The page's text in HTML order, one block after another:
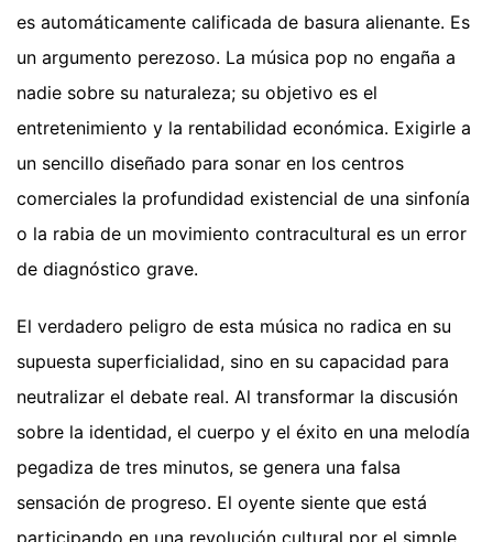
es automáticamente calificada de basura alienante. Es
un argumento perezoso. La música pop no engaña a
nadie sobre su naturaleza; su objetivo es el
entretenimiento y la rentabilidad económica. Exigirle a
un sencillo diseñado para sonar en los centros
comerciales la profundidad existencial de una sinfonía
o la rabia de un movimiento contracultural es un error
de diagnóstico grave.
El verdadero peligro de esta música no radica en su
supuesta superficialidad, sino en su capacidad para
neutralizar el debate real. Al transformar la discusión
sobre la identidad, el cuerpo y el éxito en una melodía
pegadiza de tres minutos, se genera una falsa
sensación de progreso. El oyente siente que está